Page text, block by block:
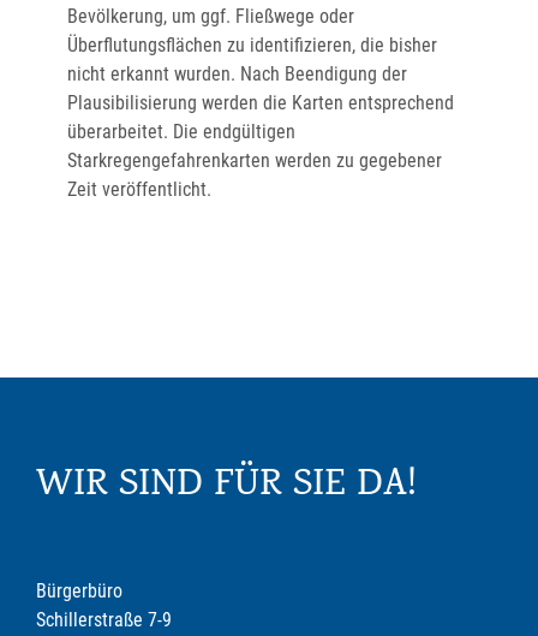
Bevölkerung, um ggf. Fließwege oder
Überflutungsflächen zu identifizieren, die bisher
nicht erkannt wurden. Nach Beendigung der
Plausibilisierung werden die Karten entsprechend
überarbeitet. Die endgültigen
Starkregengefahrenkarten werden zu gegebener
Zeit veröffentlicht.
WIR SIND FÜR SIE DA!
Bürgerbüro
Schillerstraße 7-9